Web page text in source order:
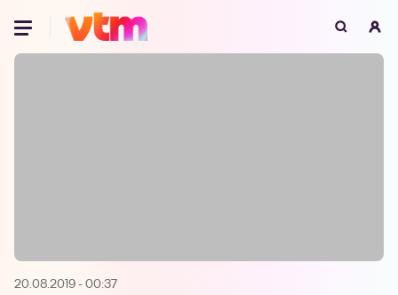
Oeps, browser niet ondersteund
20.08.2019 - 00:37